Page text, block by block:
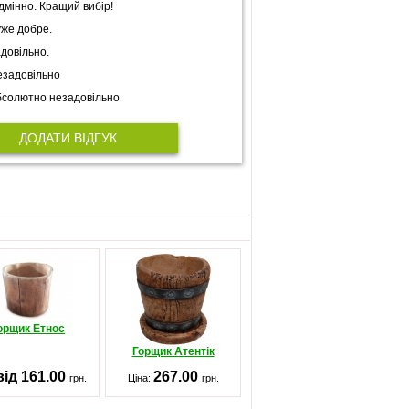
Кращий вибір!
добре.
незадовільно
ДОДАТИ ВІДГУК
Етнос
Горщик Атентік
161.00 грн. Ціна: 267.00 грн.